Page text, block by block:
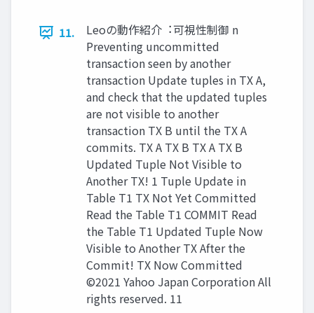
11.
Leoの動作紹介︓可視性制御 n
Preventing uncommitted
transaction seen by another
transaction Update tuples in TX A,
and check that the updated tuples
are not visible to another
transaction TX B until the TX A
commits. TX A TX B TX A TX B
Updated Tuple Not Visible to
Another TX! 1 Tuple Update in
Table T1 TX Not Yet Committed
Read the Table T1 COMMIT Read
the Table T1 Updated Tuple Now
Visible to Another TX After the
Commit! TX Now Committed
©2021 Yahoo Japan Corporation All
rights reserved. 11